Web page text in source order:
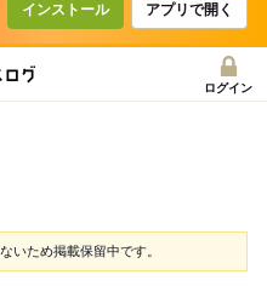
インストール アプリで開く
ログイン
いため掲載保留中です。